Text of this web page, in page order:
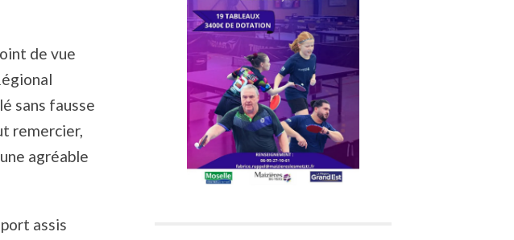
de vue
sans fausse
remercier,
agréable
assis